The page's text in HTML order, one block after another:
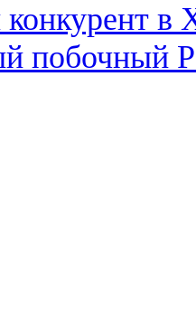
в
побочный